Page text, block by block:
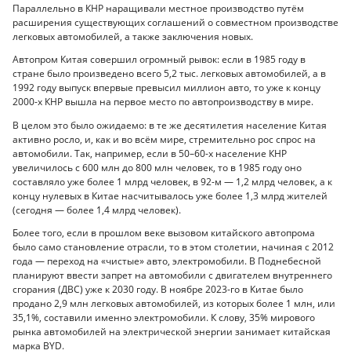
Параллельно в КНР наращивали местное производство путём
расширения существующих соглашений о совместном производстве
легковых автомобилей, а также заключения новых.
Автопром Китая совершил огромный рывок: если в 1985 году в
стране было произведено всего 5,2 тыс. легковых автомобилей, а в
1992 году выпуск впервые превысил миллион авто, то уже к концу
2000-х КНР вышла на первое место по автопроизводству в мире.
В целом это было ожидаемо: в те же десятилетия население Китая
активно росло, и, как и во всём мире, стремительно рос спрос на
автомобили. Так, например, если в 50–60-х население КНР
увеличилось с 600 млн до 800 млн человек, то в 1985 году оно
составляло уже более 1 млрд человек, в 92-м — 1,2 млрд человек, а к
концу нулевых в Китае насчитывалось уже более 1,3 млрд жителей
(сегодня — более 1,4 млрд человек).
Более того, если в прошлом веке вызовом китайского автопрома
было само становление отрасли, то в этом столетии, начиная с 2012
года — переход на «чистые» авто, электромобили. В Поднебесной
планируют ввести запрет на автомобили с двигателем внутреннего
сгорания (ДВС) уже к 2030 году. В ноябре 2023-го в Китае было
продано 2,9 млн легковых автомобилей, из которых более 1 млн, или
35,1%, составили именно электромобили. К слову, 35% мирового
рынка автомобилей на электрической энергии занимает китайская
марка BYD.